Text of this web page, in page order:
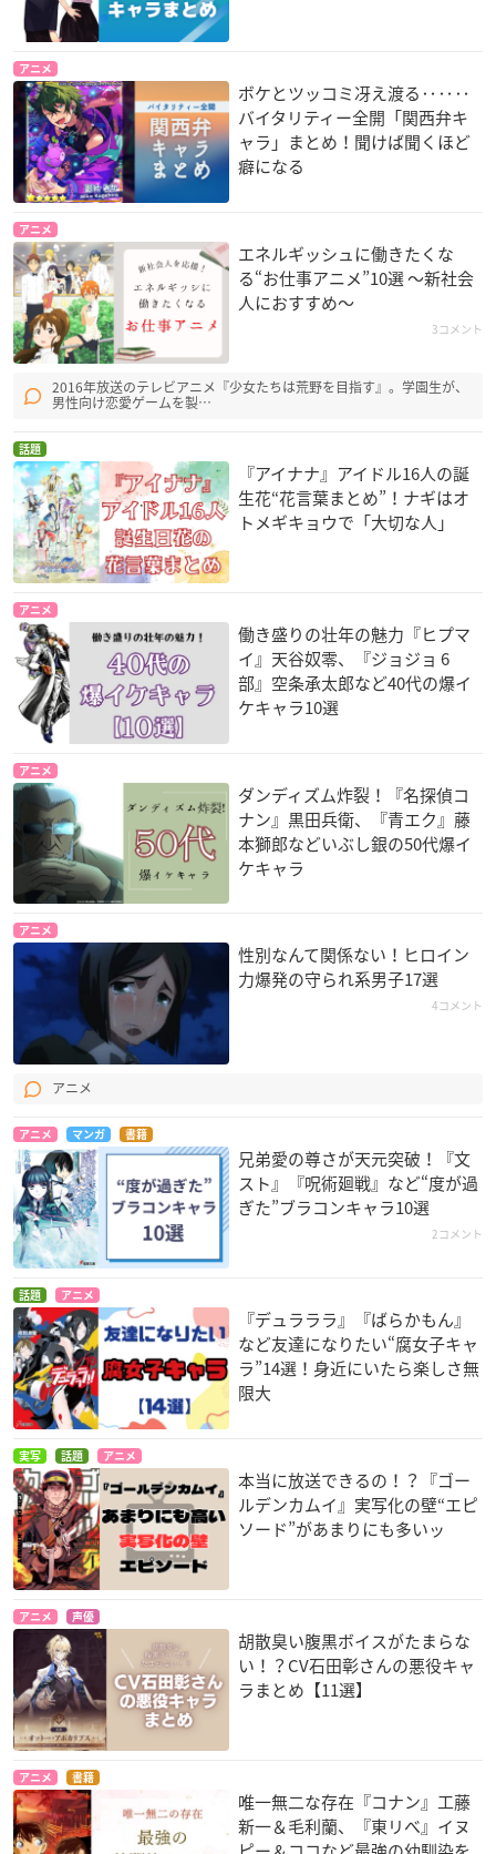
アニメ
ボケとツッコミ冴え渡る‥‥‥
バイタリティー全開「関西弁キ
ャラ」まとめ！聞けば聞くほど
癖になる
アニメ
エネルギッシュに働きたくな
る“お仕事アニメ”10選 〜新社会
人におすすめ〜
3コメント
2016年放送のテレビアニメ『少女たちは荒野を目指す』。学園生が、
男性向け恋愛ゲームを製…
話題
『アイナナ』アイドル16人の誕
生花“花言葉まとめ”！ナギはオ
トメギキョウで「大切な人」
アニメ
働き盛りの壮年の魅力『ヒプマ
イ』天谷奴零、『ジョジョ 6
部』空条承太郎など40代の爆イ
ケキャラ10選
アニメ
ダンディズム炸裂！『名探偵コ
ナン』黒田兵衛、『青エク』藤
本獅郎などいぶし銀の50代爆イ
ケキャラ
アニメ
性別なんて関係ない！ヒロイン
力爆発の守られ系男子17選
4コメント
アニメ
アニメ マンガ 書籍
兄弟愛の尊さが天元突破！『文
スト』『呪術廻戦』など“度が過
ぎた”ブラコンキャラ10選
2コメント
話題 アニメ
『デュラララ』『ばらかもん』
など友達になりたい“腐女子キャ
ラ”14選！身近にいたら楽しさ無
限大
実写 話題 アニメ
本当に放送できるの！？『ゴー
ルデンカムイ』実写化の壁“エピ
ソード”があまりにも多いッ
アニメ 声優
胡散臭い腹黒ボイスがたまらな
い！？CV石田彰さんの悪役キャ
ラまとめ【11選】
アニメ 書籍
唯一無二な存在『コナン』工藤
新一＆毛利蘭、『東リべ』イヌ